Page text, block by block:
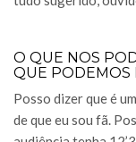
O QUE NOS
QUE PODEMOS
Posso dizer que é
de que eu sou fã.